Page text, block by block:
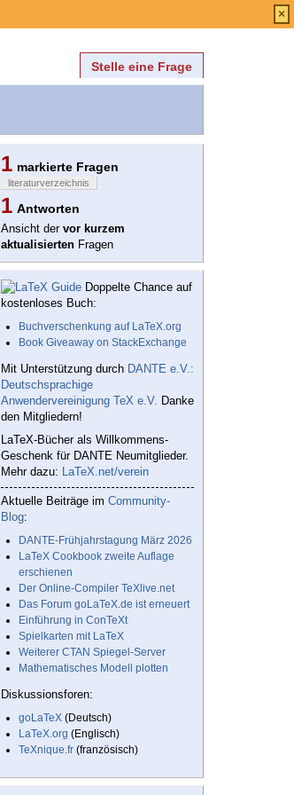
Stelle eine Frage
1 markierte Fragen
literaturverzeichnis
1 Antworten
Ansicht der vor kurzem
aktualisierten Fragen
Doppelte Chance auf
kostenloses Buch:
Buchverschenkung auf LaTeX.org
Book Giveaway on StackExchange
Mit Unterstützung durch DANTE e.V.:
Deutschsprachige
Anwendervereinigung TeX e.V. Danke
den Mitgliedern!
LaTeX-Bücher als Willkommens-
Geschenk für DANTE Neumitglieder.
Mehr dazu: LaTeX.net/verein
Aktuelle Beiträge im Community-
Blog:
DANTE-Frühjahrstagung März 2026
LaTeX Cookbook zweite Auflage
erschienen
Der Online-Compiler TeXlive.net
Das Forum goLaTeX.de ist erneuert
Einführung in ConTeXt
Spielkarten mit LaTeX
Weiterer CTAN Spiegel-Server
Mathematisches Modell plotten
Diskussionsforen:
goLaTeX (Deutsch)
LaTeX.org (Englisch)
TeXnique.fr (französisch)
×